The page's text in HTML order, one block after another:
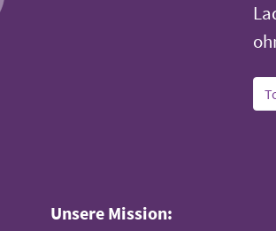
Unsere Mission: